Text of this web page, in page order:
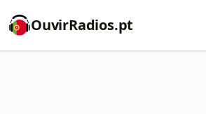
OuvirRadios.pt